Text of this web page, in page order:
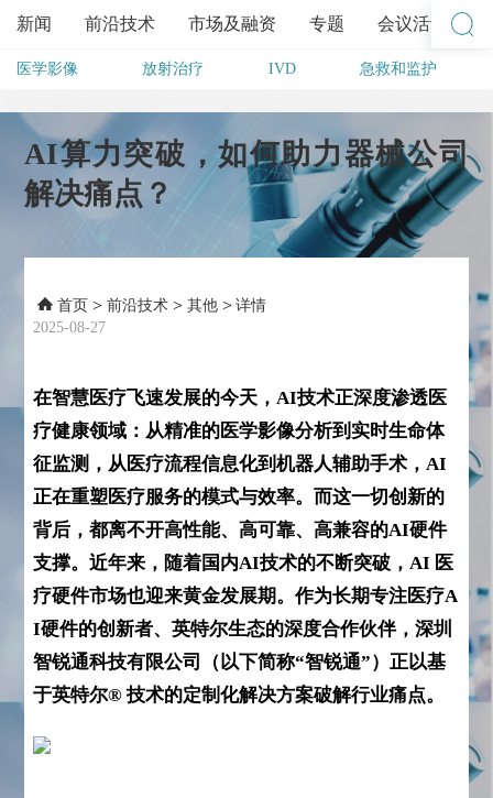
新闻 前沿技术 市场及融资 专题 会议活动
医学影像 放射治疗 IVD 急救和监护
AI算力突破，如何助力器械公司
解决痛点？
首页 > 前沿技术 > 其他 > 详情
2025-08-27
在智慧医疗飞速发展的今天，AI技术正深度渗透医
疗健康领域：从精准的医学影像分析到实时生命体
征监测，从医疗流程信息化到机器人辅助手术，AI
正在重塑医疗服务的模式与效率。而这一切创新的
背后，都离不开高性能、高可靠、高兼容的AI硬件
支撑。近年来，随着国内AI技术的不断突破，AI 医
疗硬件市场也迎来黄金发展期。作为长期专注医疗A
I硬件的创新者、英特尔生态的深度合作伙伴，深圳
智锐通科技有限公司（以下简称“智锐通”）正以基
于英特尔® 技术的定制化解决方案破解行业痛点。